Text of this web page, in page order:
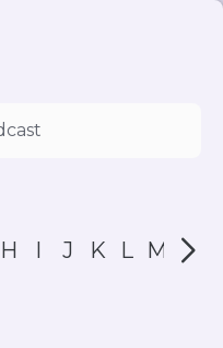
H I J K L M N